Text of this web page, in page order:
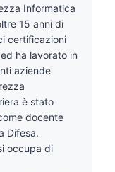
Informatica
15 anni di
certificazioni
ha lavorato in
aziende
è stato
docente
Difesa.
occupa di